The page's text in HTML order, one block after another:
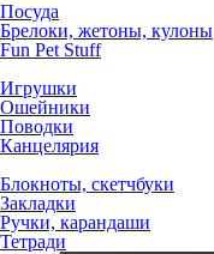
Посуда
Брелоки, жетоны, кулоны
Fun Pet Stuff
Игрушки
Ошейники
Поводки
Канцелярия
Блокноты, скетчбуки
Закладки
Ручки, карандаши
Тетради